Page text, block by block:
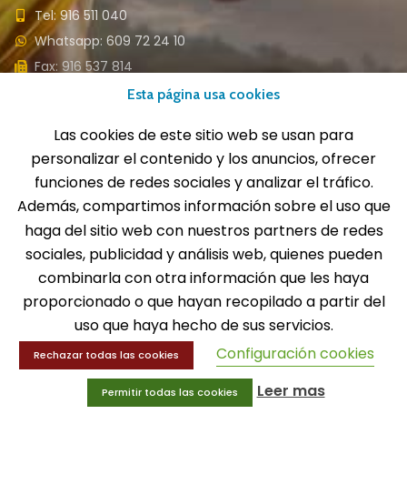
Tel: 916 511 040
Whatsapp: 609 72 24 10
Fax: 916 537 814
SOLICITA INFORMACIÓN
MENÚ
Balones
Deportes
Educación física
Entrenamiento y educación física
MENÚ
Equipamiento deportivo
Esta página usa cookies
Las cookies de este sitio web se usan para
personalizar el contenido y los anuncios, ofrecer
funciones de redes sociales y analizar el tráfico.
Además, compartimos información sobre el uso que
haga del sitio web con nuestros partners de redes
sociales, publicidad y análisis web, quienes pueden
combinarla con otra información que les haya
proporcionado o que hayan recopilado a partir del
uso que haya hecho de sus servicios.
Rechazar todas las cookies Configuración cookies
Permitir todas las cookies Leer mas